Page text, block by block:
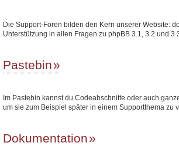
Die Support-Foren bilden den Kern unserer Website:
Unterstützung in allen Fragen zu phpBB 3.1, 3.2 und
Pastebin
Im Pastebin kannst du Codeabschnitte oder auch
um sie zum Beispiel später in einem Supportthema zu
Dokumentation